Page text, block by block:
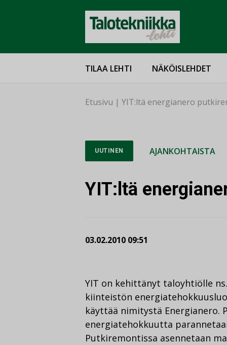
TILAA LEHTI NÄKÖISLEHDET
Etusivu | YIT:ltä energianero
UUTINEN AJANKOHTAISTA
YIT:ltä
03.02.2010 09:51
YIT on kehittänyt taloyhtiölle
kiinteistön
käyttää nimitystä Energianero.
energiatehokkuutta
Putkiremontissa asennetaan